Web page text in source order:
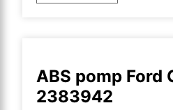
ABS pomp Ford
2383942